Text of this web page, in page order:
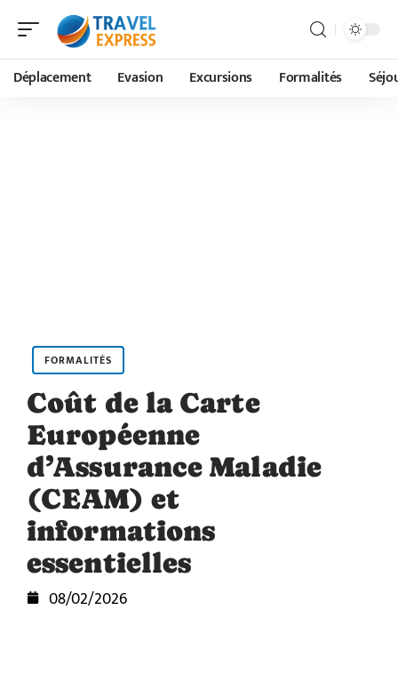
Déplacement Evasion Excursions Formalités
FORMALITÉS
Coût de la Carte
Européenne
d’Assurance Maladie
(CEAM) et
informations
essentielles
08/02/2026